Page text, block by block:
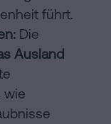
führt.
Die
Ausland
wie